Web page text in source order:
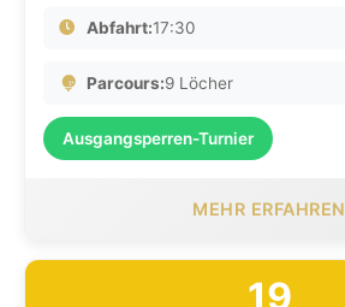
Abfahrt:17:30
Parcours:9 Löcher
Ausgangsperren-Turnier
MEHR ERFAHREN
19